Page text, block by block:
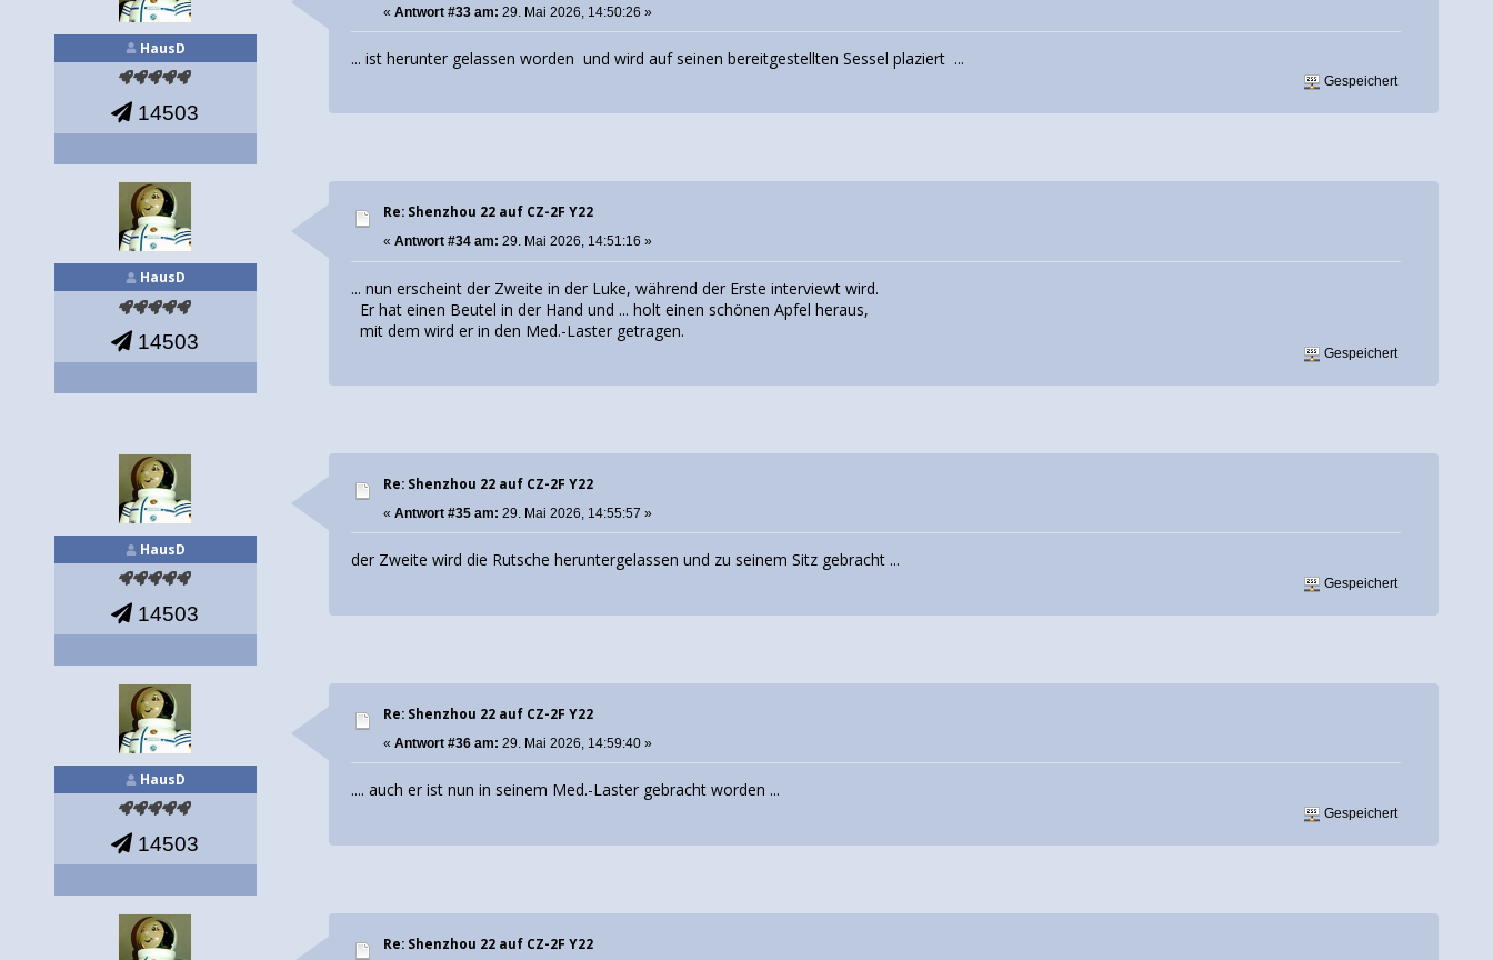
HausD
14503
«Antwort #33 am: 29. Mai 2026, 14:50:26 »
... ist herunter gelassen worden und wird auf seinen bereitgestellten Sessel plaziert ...
Gespeichert
HausD
14503
Re: Shenzhou 22 auf CZ-2F Y22
«Antwort #34 am: 29. Mai 2026, 14:51:16 »
... nun erscheint der Zweite in der Luke, während der Erste interviewt wird.
Er hat einen Beutel in der Hand und ... holt einen schönen Apfel heraus,
mit dem wird er in den Med.-Laster getragen.
Gespeichert
HausD
14503
Re: Shenzhou 22 auf CZ-2F Y22
«Antwort #35 am: 29. Mai 2026, 14:55:57 »
der Zweite wird die Rutsche heruntergelassen und zu seinem Sitz gebracht ...
Gespeichert
HausD
14503
Re: Shenzhou 22 auf CZ-2F Y22
«Antwort #36 am: 29. Mai 2026, 14:59:40 »
.... auch er ist nun in seinem Med.-Laster gebracht worden ...
Gespeichert
Re: Shenzhou 22 auf CZ-2F Y22